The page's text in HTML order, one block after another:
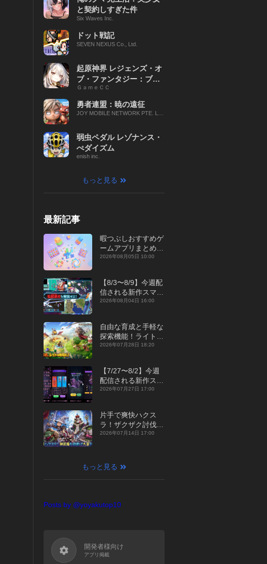
と契約しすぎた件
Six Waves Inc.
ドット戦記
SEVEN NEXUS Co., Ltd.
起原神界 レジェンズ・オ
ブ・ファンタジー：ブレ
イブ X
ＧａｍｅＣＣ
勇者連盟：暁の遠征
JOY MOBILE NETWORK PTE. LT
弱虫ペダル レゾナンス・
ぺダイズム
enish inc.
もっと見る
最新記事
暇つぶしおすすめゲ
ームアプリまとめ｜
オフライン対応あり
2026年08月05日 10:00
【8/3〜8/9】今週配
信される新作スマホ
ゲームをまとめてお
2026年08月04日 16:00
自由な育成と手軽な
探索機能！ライトカ
ジュアルMMORPG
征』【最新作PICKU
P】
2026年07月28日 18:20
【7/27〜8/2】今週
配信される新作スマ
ホゲームをまとめて
年】
2026年07月27日 17:00
片手で爽快ハクス
ラ！ザクザク討伐し
て神装備を集める放
【最新作PICKUP】
2026年07月14日 17:00
もっと見る
Posts by @yoyakutop10
開発者様向け
アプリ掲載